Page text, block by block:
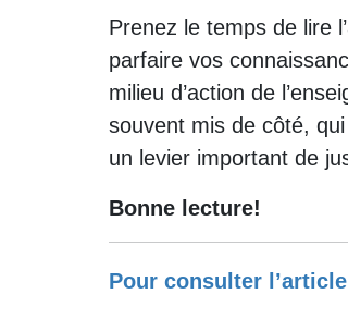
Prenez le temps de lire
parfaire vos
milieu d’action de
souvent mis de côté,
un levier important de
Bonne lecture!
Pour consulter